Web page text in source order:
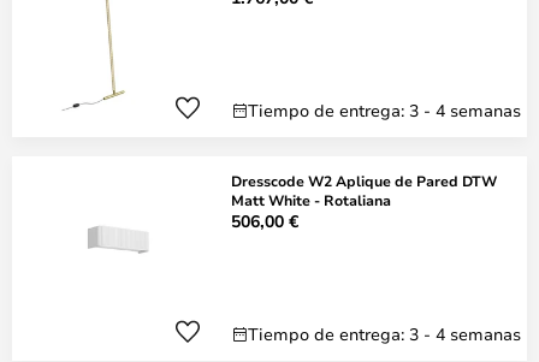
Tiempo de entrega: 3 - 4 semanas
Dresscode W2 Aplique de Pared DTW
Matt White - Rotaliana
506,00 €
Tiempo de entrega: 3 - 4 semanas